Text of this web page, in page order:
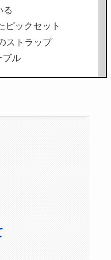
る
ピックセット
ストラップ
ブル